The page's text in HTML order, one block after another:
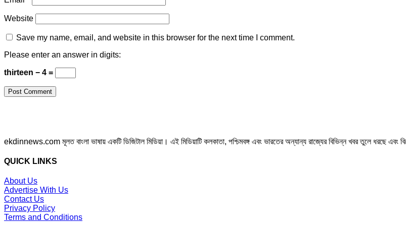
Website
Save my name, email, and website in this browser for the next time I comment.
Please enter an answer in digits:
thirteen − 4 =
ekdinnews.com মূলত বাংলা ভাষায় একটি ডিজিটাল মিডিয়া। এই মিডিয়াটি কলকাতা, পশ্চিমবঙ্গ এবং ভারতের অন্যান্য রাজ্যের বিভিন্ন খবর তুলে ধরছে এবং
QUICK LINKS
About Us
Advertise With Us
Contact Us
Privacy Policy
Terms and Conditions